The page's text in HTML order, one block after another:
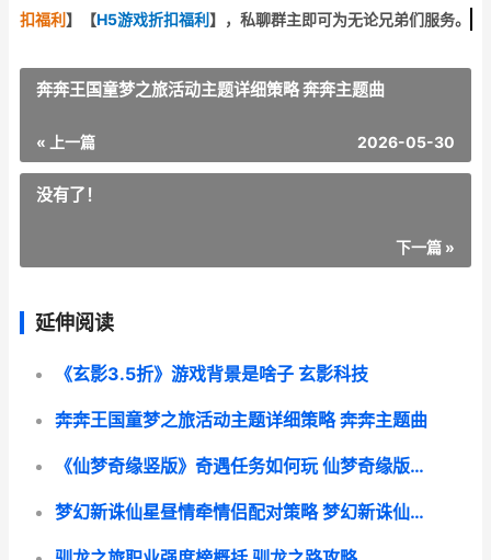
扣福利 】 【H5游戏折扣福利 】 ，私聊群主即可为无论兄弟们服务。
奔奔王国童梦之旅活动主题详细策略 奔奔主题曲
« 上一篇 2026-05-30
没有了！
下一篇 »
延伸阅读
《玄影3.5折》游戏背景是啥子 玄影科技
奔奔王国童梦之旅活动主题详细策略 奔奔主题曲
《仙梦奇缘竖版》奇遇任务如何玩 仙梦奇缘版本:1.03.14
梦幻新诛仙星昼情牵情侣配对策略 梦幻新诛仙星月歌